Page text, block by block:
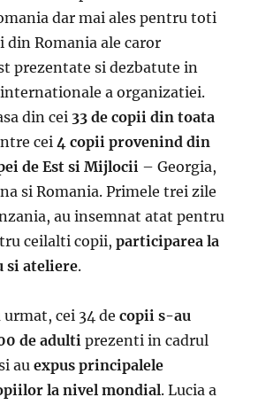
dar mai ales pentru toti
din Romania ale caror
prezentate si dezbatute in
a organizatiei.
din cei 33 de copii din toata
cei4 copii provenind din
de Est si Mijlocii – Georgia,
si Romania. Primele trei zile
au insemnat atat pentru
ceilalti copii,participarea la
si ateliere.
urmat, cei 34 decopii s-au
de adulti prezenti in cadrul
auexpus principalele
la nivel mondial. Lucia a